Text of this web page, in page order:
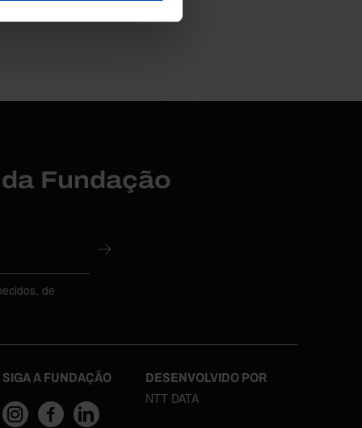
Fundação
de
SIGA A FUNDAÇÃO DESENVOLVIDO POR
NTT DATA